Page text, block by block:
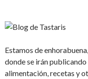
Estamos de
donde se irán
alimentación, recetas y